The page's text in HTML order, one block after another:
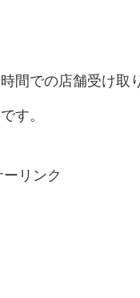
間での店舗受け取
す。
リンク